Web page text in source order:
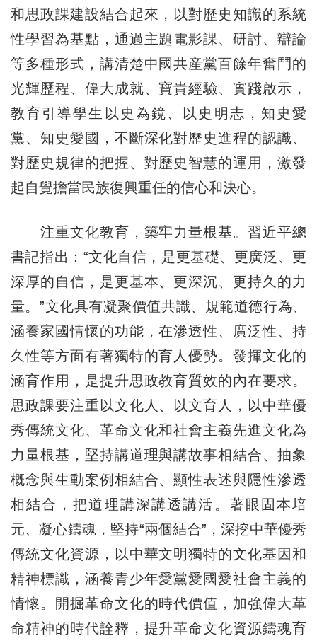
和思政課建設結合起來，以對歷史知識的系統
性學習為基點，通過主題電影課、研討、辯論
等多種形式，講清楚中國共産黨百餘年奮鬥的
光輝歷程、偉大成就、寶貴經驗、實踐啟示，
教育引導學生以史為鏡、以史明志，知史愛
黨、知史愛國，不斷深化對歷史進程的認識、
對歷史規律的把握、對歷史智慧的運用，激發
起自覺擔當民族復興重任的信心和決心。
注重文化教育，築牢力量根基。習近平總
書記指出：“文化自信，是更基礎、更廣泛、更
深厚的自信，是更基本、更深沉、更持久的力
量。”文化具有凝聚價值共識、規範道德行為、
涵養家國情懷的功能，在滲透性、廣泛性、持
久性等方面有著獨特的育人優勢。發揮文化的
涵育作用，是提升思政教育質效的內在要求。
思政課要注重以文化人、以文育人，以中華優
秀傳統文化、革命文化和社會主義先進文化為
力量根基，堅持講道理與講故事相結合、抽象
概念與生動案例相結合、顯性表述與隱性滲透
相結合，把道理講深講透講活。著眼固本培
元、凝心鑄魂，堅持“兩個結合”，深挖中華優秀
傳統文化資源，以中華文明獨特的文化基因和
精神標識，涵養青少年愛黨愛國愛社會主義的
情懷。開掘革命文化的時代價值，加強偉大革
命精神的時代詮釋，提升革命文化資源鑄魂育